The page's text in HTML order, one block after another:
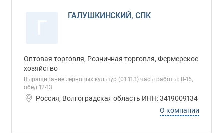
ГАЛУШКИНСКИЙ, СПК
Оптовая торговля, Розничная торговля, Фермерское
хозяйство
Выращивание зерновых культур (01.11.1) часы работы: 8-16,
обед 12-13
Россия, Волгоградская область ИНН: 3419009134
О компании